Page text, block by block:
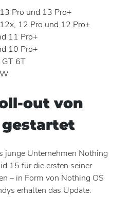
Pro und 13 Pro+
12 Pro und 12 Pro+
11 Pro+
10 Pro+
GT 6T
out von
gestartet
junge Unternehmen Nothing
15 für die ersten seiner
– in Form von Nothing OS
erhalten das Update: